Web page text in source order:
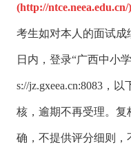
(http://
考生如对本人的面试成
日内，登录“广西中小
s://jz.gxeea.cn:8083，
核，逾期不再受理。
确，不提供评分细则，